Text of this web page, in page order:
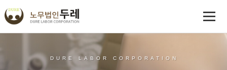
DURE LABOR CORPORATION